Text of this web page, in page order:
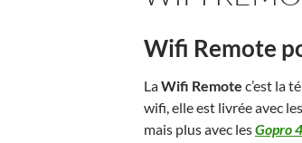
Wifi Remote
LaWifi Remote c’est la
wifi, elle est livrée avec
mais plus avec lesGopro 4